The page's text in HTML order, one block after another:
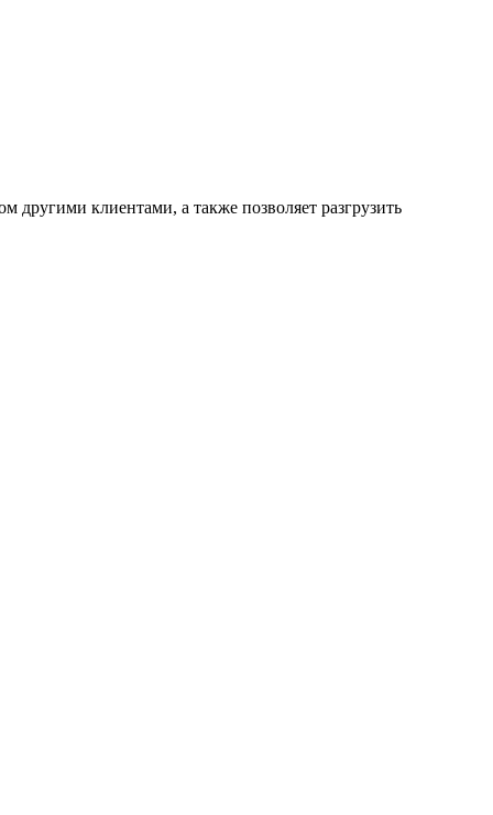
другими клиентами, а также позволяет разгрузить